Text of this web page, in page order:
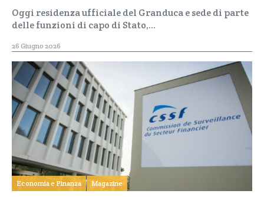
Oggi residenza ufficiale del Granduca e sede di parte
delle funzioni di capo di Stato,…
26 Giugno 2026
Economia e Finanza Magazine